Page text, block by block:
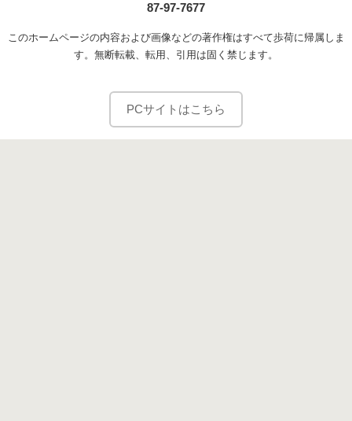
87-97-7677
このホームページの内容および画像などの著作権はすべて歩荷に帰属しま
す。無断転載、転用、引用は固く禁じます。
PCサイトはこちら